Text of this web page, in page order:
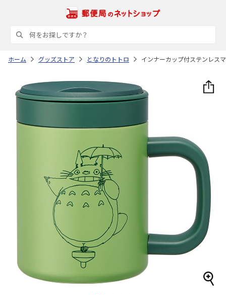
ホーム グッズストア となりのトトロ インナーカップ付ステンレス